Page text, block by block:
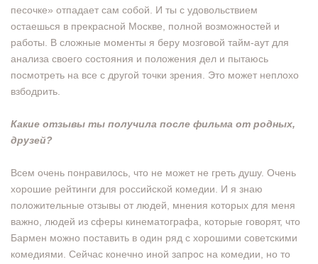
песочке» отпадает сам собой. И ты с удовольствием
остаешься в прекрасной Москве, полной возможностей и
работы. В сложные моменты я беру мозговой тайм-аут для
анализа своего состояния и положения дел и пытаюсь
посмотреть на все с другой точки зрения. Это может неплохо
взбодрить.
Какие отзывы ты получила после фильма от родных,
друзей?
Всем очень понравилось, что не может не греть душу. Очень
хорошие рейтинги для российской комедии. И я знаю
положительные отзывы от людей, мнения которых для меня
важно, людей из сферы кинематографа, которые говорят, что
Бармен можно поставить в один ряд с хорошими советскими
комедиями. Сейчас конечно иной запрос на комедии, но то